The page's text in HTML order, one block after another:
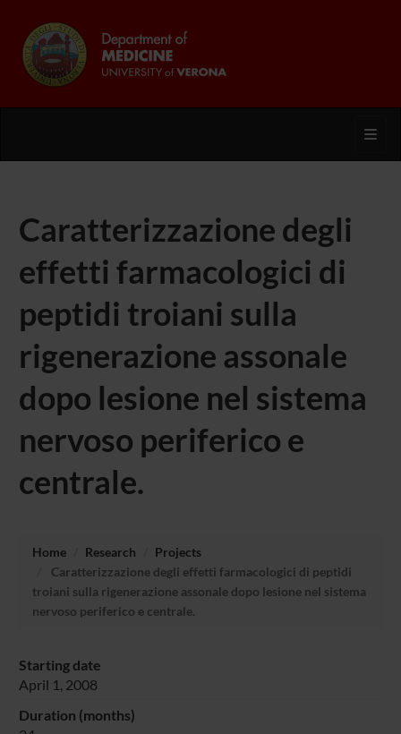
Caratterizzazione degli
effetti farmacologici di
peptidi troiani sulla
rigenerazione assonale
dopo lesione nel sistema
nervoso periferico e
centrale.
Home Research
Projects
Caratterizzazione degli effetti farmacologici di peptidi
troiani sulla rigenerazione assonale dopo lesione nel sistema
nervoso periferico e centrale.
Starting date
April 1, 2008
Duration (months)